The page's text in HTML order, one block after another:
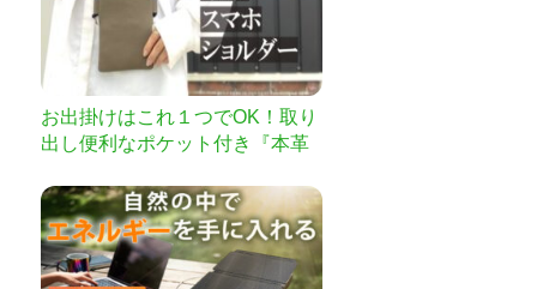
お出掛けはこれ１つでOK！取り
出し便利なポケット付き『本革